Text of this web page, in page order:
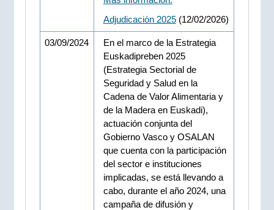
Adjudicación 2025(12/02/2026)
03/09/2024
En el marco de la Estrategia
Euskadipreben 2025
(Estrategia Sectorial de
Seguridad y Salud en la
Cadena de Valor Alimentaria y
de la Madera en Euskadi),
actuación conjunta del
Gobierno Vasco y OSALAN
que cuenta con la participación
del sector e instituciones
implicadas, se está llevando a
cabo, durante el año 2024, una
campaña de difusión y